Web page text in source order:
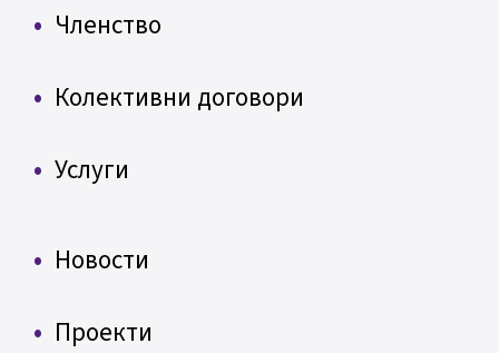
Членство
Колективни договори
Услуги
Новости
Проекти